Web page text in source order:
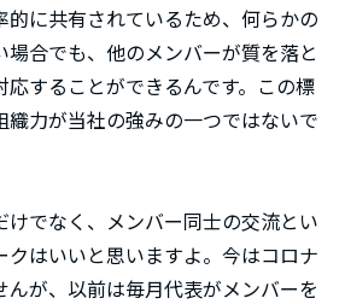
的に共有されているため、何らかの
合でも、他のメンバーが質を落と
することができるんです。この標
力が当社の強みの一つではないで
けでなく、メンバー同士の交流とい
クはいいと思いますよ。今はコロナ
が、以前は毎月代表がメンバーを